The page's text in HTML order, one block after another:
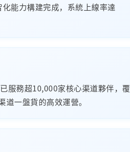
能力構建完成，系統上線率達
服務超10,000家核心渠道夥伴，覆
一盤貨的高效運營。